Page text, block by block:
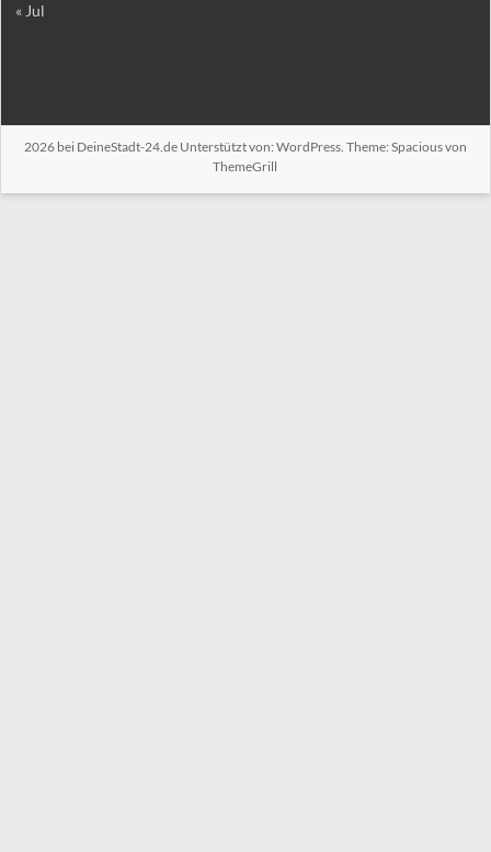
« Jul
2026 bei DeineStadt-24.deUnterstützt von: WordPress. Theme: Spacious von
ThemeGrill